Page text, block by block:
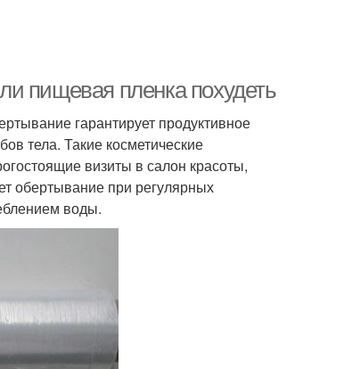
пищевая пленка похудеть
гарантирует продуктивное
тела. Такие косметические
визиты в салон красоты,
обертывание при регулярных
воды.